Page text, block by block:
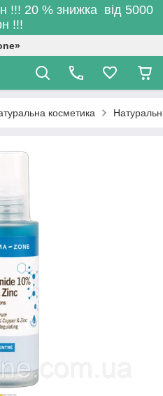
!!! 20 % знижка від 5000
!!!
косметика